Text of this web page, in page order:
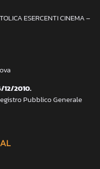
ESERCENTI CINEMA –
12/2010.
Pubblico Generale